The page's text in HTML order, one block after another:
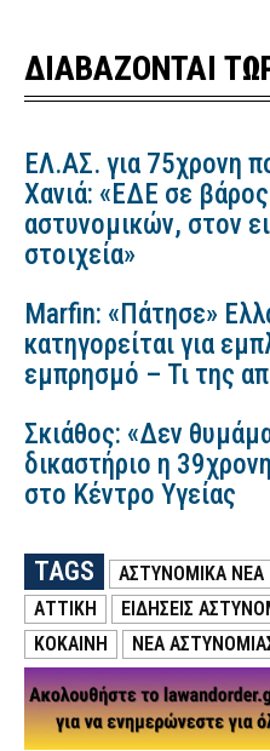
ΔΙΑΒΑΖΟΝΤΑΙ
ΕΛ.ΑΣ. για 75χρονη
Χανιά: «ΕΔΕ σε
αστυνομικών, στον
στοιχεία»
Marfin: «Πάτησε»
κατηγορείται για
εμπρησμό – Τι της
Σκιάθος: «Δεν
δικαστήριο η
στο Κέντρο Υγείας
TAGS ΑΣΤΥΝΟΜΙΚΑ ΝΕΑ
ΑΤΤΙΚΗ
ΕΙΔΗΣΕΙΣ
ΚΟΚΑΙΝΗ
ΝΕΑ